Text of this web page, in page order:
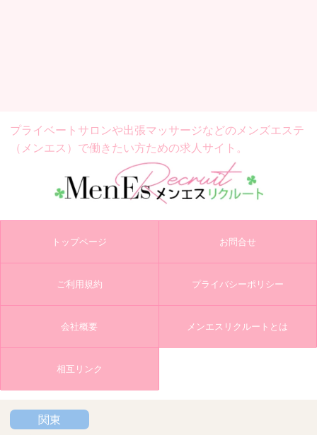
プライベートサロンや出張マッサージなどの メンズエステ
（メンエス）で働きたい方ための求人サイト。
トップページ お問合せ
ご利用規約 プライバシーポリシー
会社概要 メンエスリクルートとは
相互リンク
関東